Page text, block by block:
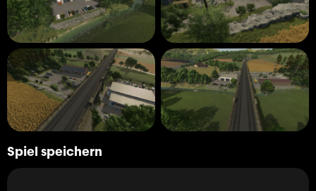
Spiel speichern